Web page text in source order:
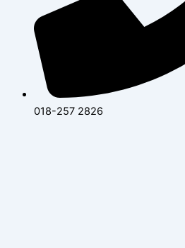
018-257 2826